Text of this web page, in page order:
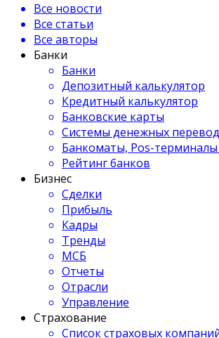
Все новости
Все статьи
Все авторы
Банки
Банки
Депозитный калькулятор
Кредитный калькулятор
Банковские карты
Системы денежных
Банкоматы, Pos-
Рейтинг банков
Бизнес
Сделки
Прибыль
Кадры
Тренды
МСБ
Отчеты
Отрасли
Управление
Страхование
Список страховых